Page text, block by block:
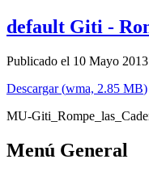
default Giti -
Publicado el 10 Mayo 2013
Descargar(wma, 2.85 MB)
MU-
Menú General